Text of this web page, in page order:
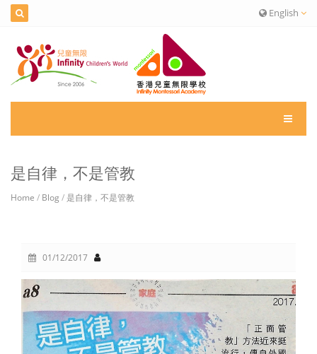
English
是自律，不是管教
Home / Blog / 是自律，不是管教
01/12/2017